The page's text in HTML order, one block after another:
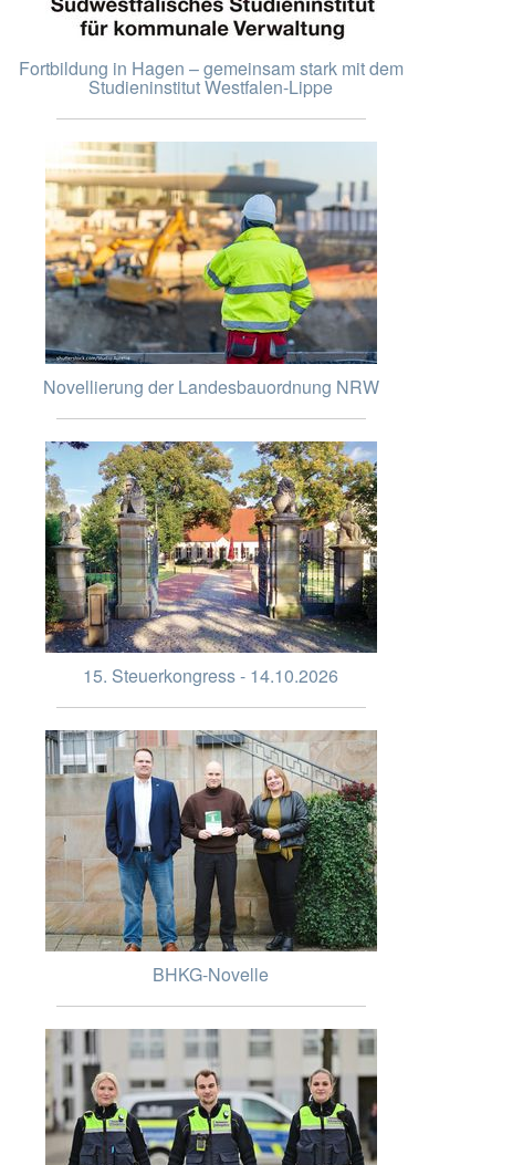
Fortbildung in Hagen – gemeinsam stark mit dem
Studieninstitut Westfalen-Lippe
Novellierung der Landesbauordnung NRW
15. Steuerkongress - 14.10.2026
BHKG-Novelle